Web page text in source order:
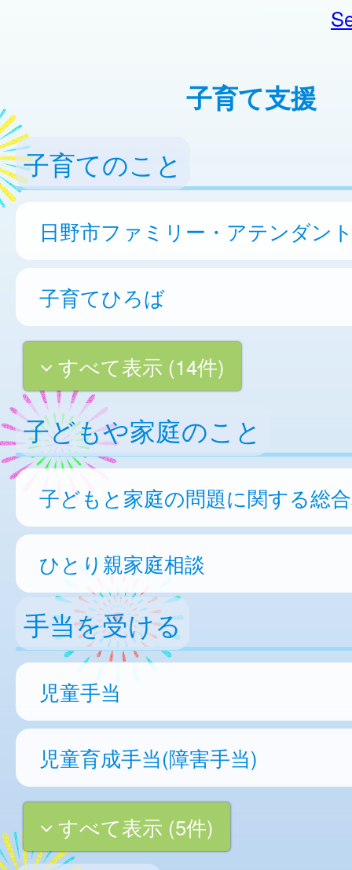
子育て支援
子育てのこと
日野市ファミリー・アテンダン
子育てひろば
すべて表示 (14件)
子どもや家庭のこと
子どもと家庭の問題に関する総
ひとり親家庭相談
手当を受ける
児童手当
児童育成手当(障害手当)
すべて表示 (5件)